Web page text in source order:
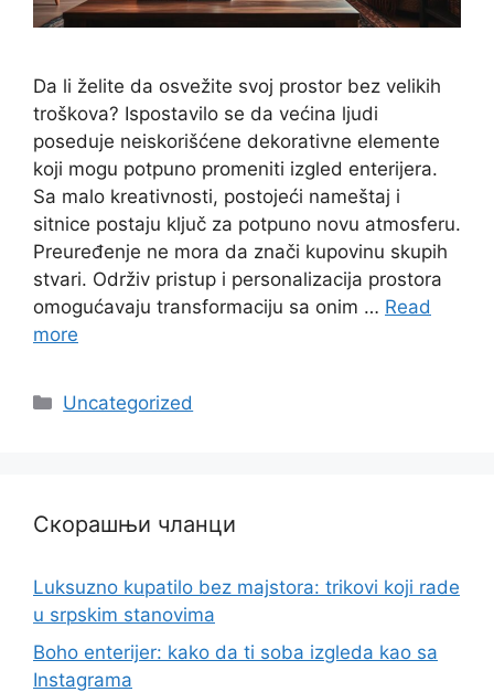
Da li želite da osvežite svoj prostor bez velikih
troškova? Ispostavilo se da većina ljudi
poseduje neiskorišćene dekorativne elemente
koji mogu potpuno promeniti izgled enterijera.
Sa malo kreativnosti, postojeći nameštaj i
sitnice postaju ključ za potpuno novu atmosferu.
Preuređenje ne mora da znači kupovinu skupih
stvari. Održiv pristup i personalizacija prostora
omogućavaju transformaciju sa onim … Read
more
Categories
Uncategorized
Скорашњи чланци
Luksuzno kupatilo bez majstora: trikovi koji rade
u srpskim stanovima
Boho enterijer: kako da ti soba izgleda kao sa
Instagrama